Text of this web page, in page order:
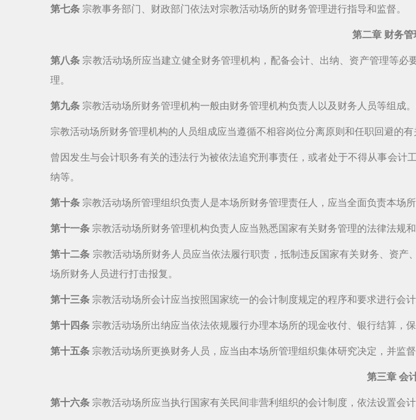
第七条 宗教事务部门、财政部门依法对宗教活动场所的财务管理进行指导和监督。
第二章 财务
第八条 宗教活动场所应当建立健全财务管理机构，配备会计、出纳、资产管理等
理。
第九条 宗教活动场所财务管理机构一般由财务管理机构负责人以及财务人员等组成
宗教活动场所财务管理机构的人员组成应当遵循不相容岗位分离原则和任职回避的有
曾因发生与会计职务有关的违法行为被依法追究刑事责任，或者处于不得从事会
纳等。
第十条 宗教活动场所管理组织负责人是本场所财务管理责任人，应当全面负责本场
第十一条 宗教活动场所财务管理机构负责人应当熟悉国家有关财务管理的法律法规
第十二条 宗教活动场所财务人员应当依法履行职责，抵制违反国家有关财务、资
场所财务人员进行打击报复。
第十三条 宗教活动场所会计应当按照国家统一的会计制度规定的程序和要求进行会
第十四条 宗教活动场所出纳应当依法依规履行办理本场所的现金收付、银行结算，
第十五条 宗教活动场所更换财务人员，应当由本场所管理组织集体研究决定，并监督
第三章 会
第十六条 宗教活动场所应当执行国家有关民间非营利组织的会计制度，依法设置会